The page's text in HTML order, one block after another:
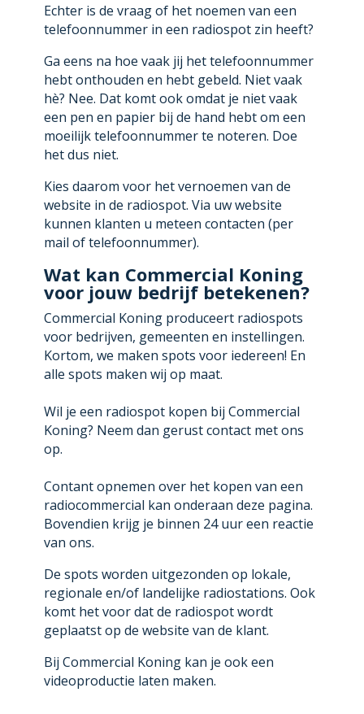
Echter is de vraag of het noemen van een
telefoonnummer in een radiospot zin heeft?
Ga eens na hoe vaak jij het telefoonnummer
hebt onthouden en hebt gebeld. Niet vaak
hè? Nee. Dat komt ook omdat je niet vaak
een pen en papier bij de hand hebt om een
moeilijk telefoonnummer te noteren. Doe
het dus niet.
Kies daarom voor het vernoemen van de
website in de radiospot. Via uw website
kunnen klanten u meteen contacten (per
mail of telefoonnummer).
Wat kan Commercial Koning
voor jouw bedrijf betekenen?
Commercial Koning produceert radiospots
voor bedrijven, gemeenten en instellingen.
Kortom, we maken spots voor iedereen! En
alle spots maken wij op maat.
Wil je een radiospot kopen bij Commercial
Koning? Neem dan gerust contact met ons
op.
Contant opnemen over het kopen van een
radiocommercial kan onderaan deze pagina.
Bovendien krijg je binnen 24 uur een reactie
van ons.
De spots worden uitgezonden op lokale,
regionale en/of landelijke radiostations. Ook
komt het voor dat de radiospot wordt
geplaatst op de website van de klant.
Bij Commercial Koning kan je ook een
videoproductie laten maken.